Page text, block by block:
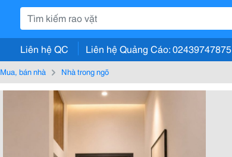
Liên hệ QC Liên hệ Quảng Cáo: 02439747875
Mua, bán nhà Nhà trong ngõ